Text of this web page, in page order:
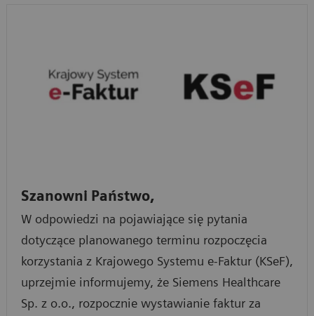
Szanowni Państwo,
W odpowiedzi na pojawiające się pytania
dotyczące planowanego terminu rozpoczęcia
korzystania z Krajowego Systemu e-Faktur (KSeF),
uprzejmie informujemy, że Siemens Healthcare
Sp. z o.o., rozpocznie wystawianie faktur za